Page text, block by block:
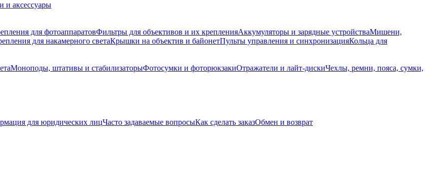
и аксессуары
для фотоаппаратовФильтры для объективов и их крепленияАккумуляторы и зарядные устройстваМишени,
для накамерного светаКрышки на объектив и байонетПульты управления и синхронизацияКольца для
Моноподы, штативы и стабилизаторыФотосумки и фоторюкзакиОтражатели и лайт-дискиЧехлы, ремни, пояса, сумки,
для юридических лицЧасто задаваемые вопросыКак сделать заказОбмен и возврат